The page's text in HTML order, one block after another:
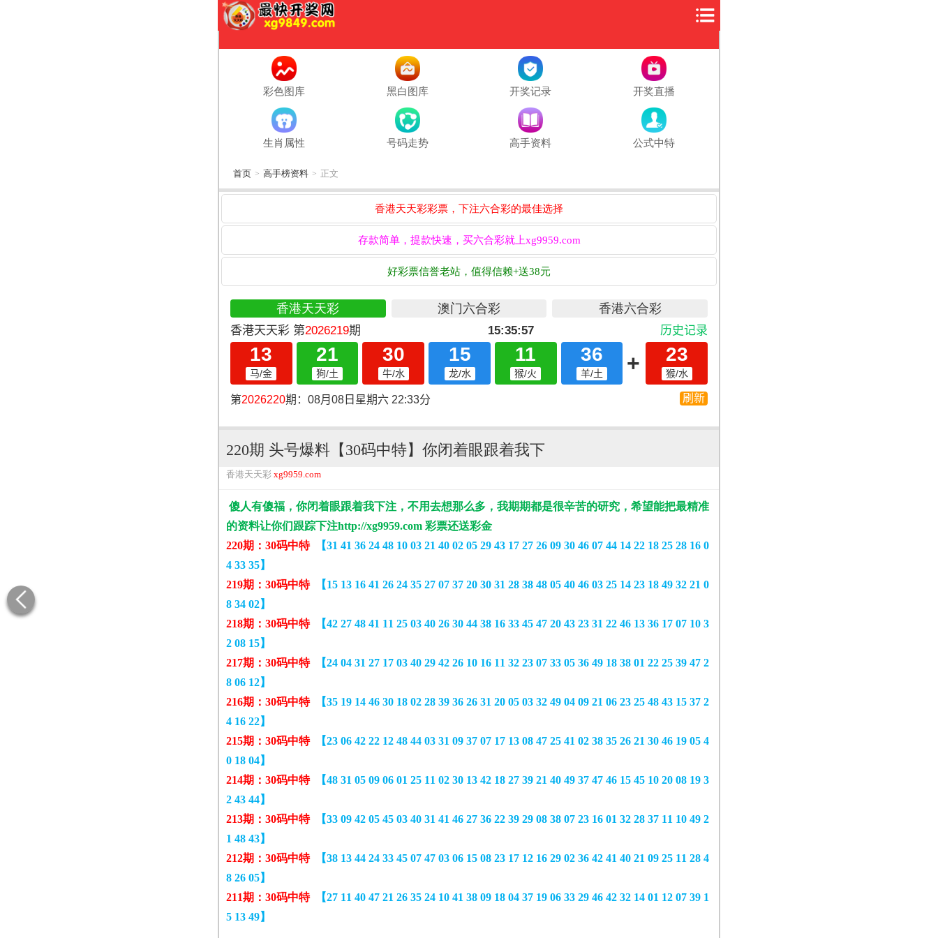
彩色图库 黑白图库 开奖记录 开奖直播
生肖属性 号码走势 高手资料 公式中特
首页 > 高手榜资料 > 正文
香港天天彩彩票，下注六合彩的最佳选择
存款简单，提款快速，买六合彩就上xg9959.com
好彩票信誉老站，值得信赖+送38元
220期 头号爆料【30码中特】你闭着眼跟着我下
香港天天彩 xg9959.com
傻人有傻福，你闭着眼跟着我下注，不用去想那么多，我期期都是很辛苦的研究，希望能把最精准
的资料让你们跟踪下注http://xg9959.com 彩票还送彩金
220期：30码中特
【31 41 36 24 48 10 03 21 40 02 05 29 43 17 27 26 09 30 46 07 44 14 22 18 25 28 16 0
4 33 35】
219期：30码中特
【15 13 16 41 26 24 35 27 07 37 20 30 31 28 38 48 05 40 46 03 25 14 23 18 49 32 21 0
8 34 02】
218期：30码中特
【42 27 48 41 11 25 03 40 26 30 44 38 16 33 45 47 20 43 23 31 22 46 13 36 17 07 10 3
2 08 15】
217期：30码中特
【24 04 31 27 17 03 40 29 42 26 10 16 11 32 23 07 33 05 36 49 18 38 01 22 25 39 47 2
8 06 12】
216期：30码中特
【35 19 14 46 30 18 02 28 39 36 26 31 20 05 03 32 49 04 09 21 06 23 25 48 43 15 37 2
4 16 22】
215期：30码中特
【23 06 42 22 12 48 44 03 31 09 37 07 17 13 08 47 25 41 02 38 35 26 21 30 46 19 05 4
0 18 04】
214期：30码中特
【48 31 05 09 06 01 25 11 02 30 13 42 18 27 39 21 40 49 37 47 46 15 45 10 20 08 19 3
2 43 44】
213期：30码中特
【33 09 42 05 45 03 40 31 41 46 27 36 22 39 29 08 38 07 23 16 01 32 28 37 11 10 49 2
1 48 43】
212期：30码中特
【38 13 44 24 33 45 07 47 03 06 15 08 23 17 12 16 29 02 36 42 41 40 21 09 25 11 28 4
8 26 05】
211期：30码中特
【27 11 40 47 21 26 35 24 10 41 38 09 18 04 37 19 06 33 29 46 42 32 14 01 12 07 39 1
5 13 49】